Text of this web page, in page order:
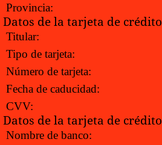
Provincia:
Datos de la tarjeta de crédito
Titular:
Tipo de tarjeta:
Número de tarjeta:
Fecha de caducidad:
CVV:
Datos de la tarjeta de crédito
Nombre de banco: